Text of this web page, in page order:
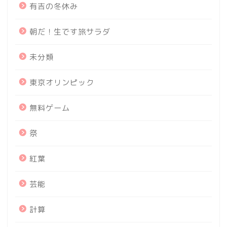
有吉の冬休み
朝だ！生です旅サラダ
未分類
東京オリンピック
無料ゲーム
祭
紅葉
芸能
計算